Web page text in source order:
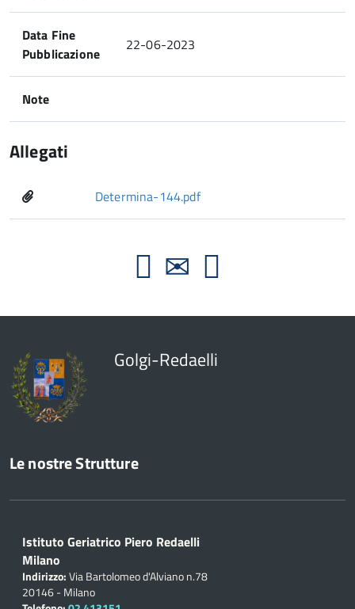
Data Fine
Pubblicazione
22-06-2023
Note
Allegati
Determina-144.pdf
Golgi-Redaelli
Le nostre Strutture
Istituto Geriatrico Piero Redaelli
Milano
Indirizzo:Via Bartolomeo d'Alviano n.78
20146 - Milano